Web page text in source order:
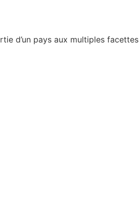
d’un pays aux multiples facettes